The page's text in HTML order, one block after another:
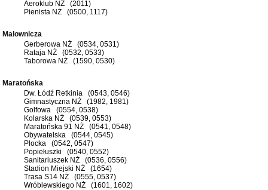
Aeroklub NŻ (2011)
Pienista NŻ (0500, 1117)
Malownicza
Gerberowa NŻ (0534, 0531)
Rataja NŻ (0532, 0533)
Taborowa NŻ (1590, 0530)
Maratońska
Dw. Łódź Retkinia (0543, 0546)
Gimnastyczna NŻ (1982, 1981)
Golfowa (0554, 0538)
Kolarska NŻ (0539, 0553)
Maratońska 91 NŻ (0541, 0548)
Obywatelska (0544, 0545)
Plocka (0542, 0547)
Popiełuszki (0540, 0552)
Sanitariuszek NŻ (0536, 0556)
Stadion Miejski NŻ (1654)
Trasa S14 NŻ (0555, 0537)
Wróblewskiego NŻ (1601, 1602)